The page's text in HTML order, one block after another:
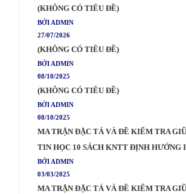
(KHÔNG CÓ TIÊU ĐỀ)
BỞI ADMIN
27/07/2026
(KHÔNG CÓ TIÊU ĐỀ)
BỞI ADMIN
08/10/2025
(KHÔNG CÓ TIÊU ĐỀ)
BỞI ADMIN
08/10/2025
MA TRẬN ĐẶC TẢ VÀ ĐỀ KIỂM TRA
TIN HỌC 10 SÁCH KNTT ĐỊNH HƯỚNG
BỞI ADMIN
03/03/2025
MA TRẬN ĐẶC TẢ VÀ ĐỀ KIỂM TRA